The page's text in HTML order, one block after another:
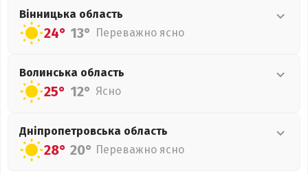
Вінницька область
24° 13° Переважно ясно
Волинська область
25° 12° Ясно
Дніпропетровська область
28° 20° Переважно ясно